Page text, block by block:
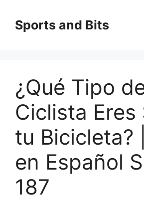
contenido
Sports and Bits
¿Qué Tipo
Ciclista Eres
tu Bicicleta?
en Español
187